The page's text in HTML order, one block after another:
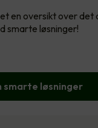
en oversikt over
smarte løsninger!
smarte løsninger